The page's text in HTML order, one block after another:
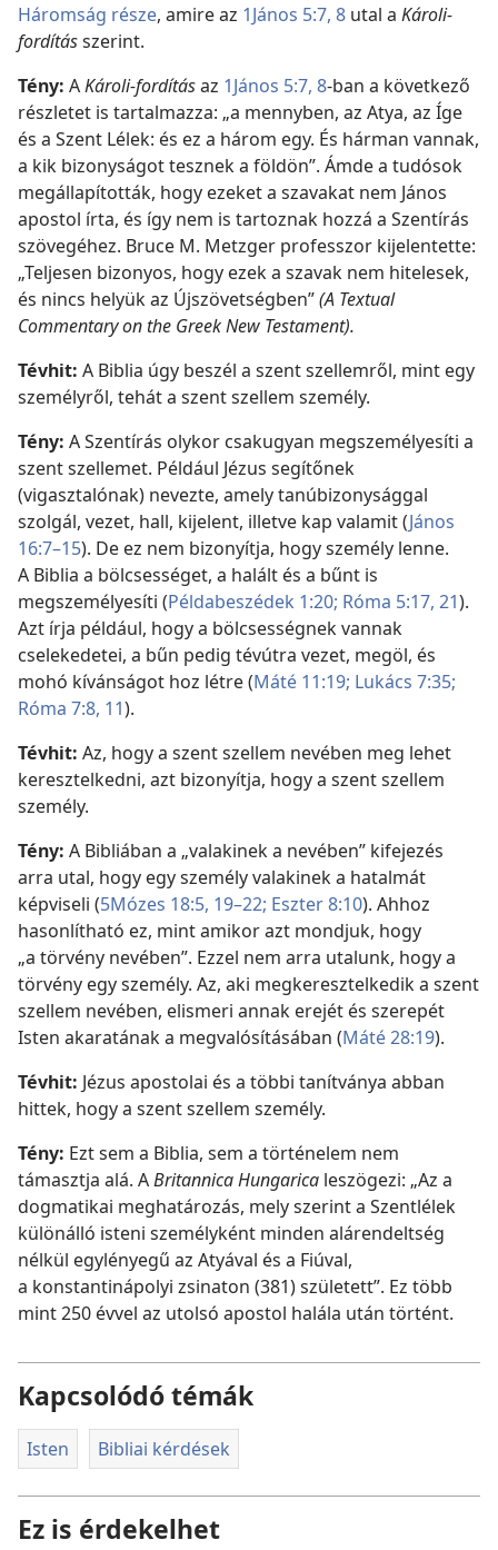
Háromság része, amire az 1János 5:7, 8 utal a Károli-
fordításszerint.
Tény: AKároli-fordításaz 1János 5:7, 8-ban a következő
részletet is tartalmazza: „a mennyben, az Atya, az Íge
és a Szent Lélek: és ez a három egy. És hárman vannak,
a kik bizonyságot tesznek a földön”. Ámde a tudósok
megállapították, hogy ezeket a szavakat nem János
apostol írta, és így nem is tartoznak hozzá a Szentírás
szövegéhez. Bruce M. Metzger professzor kijelentette:
„Teljesen bizonyos, hogy ezek a szavak nem hitelesek,
és nincs helyük az Újszövetségben”(A Textual
Commentary on the Greek New Testament).
Tévhit: A Biblia úgy beszél a szent szellemről, mint egy
személyről, tehát a szent szellem személy.
Tény: A Szentírás olykor csakugyan megszemélyesíti a
szent szellemet. Például Jézus segítőnek
(vigasztalónak) nevezte, amely tanúbizonysággal
szolgál, vezet, hall, kijelent, illetve kap valamit (János
16:7–15). De ez nem bizonyítja, hogy személy lenne.
A Biblia a bölcsességet, a halált és a bűnt is
megszemélyesíti (Példabeszédek 1:20; Róma 5:17, 21).
Azt írja például, hogy a bölcsességnek vannak
cselekedetei, a bűn pedig tévútra vezet, megöl, és
mohó kívánságot hoz létre (Máté 11:19; Lukács 7:35;
Róma 7:8, 11).
Tévhit: Az, hogy a szent szellem nevében meg lehet
keresztelkedni, azt bizonyítja, hogy a szent szellem
személy.
Tény: A Bibliában a „valakinek a nevében” kifejezés
arra utal, hogy egy személy valakinek a hatalmát
képviseli (5Mózes 18:5, 19–22; Eszter 8:10). Ahhoz
hasonlítható ez, mint amikor azt mondjuk, hogy
„a törvény nevében”. Ezzel nem arra utalunk, hogy a
törvény egy személy. Az, aki megkeresztelkedik a szent
szellem nevében, elismeri annak erejét és szerepét
Isten akaratának a megvalósításában (Máté 28:19).
Tévhit: Jézus apostolai és a többi tanítványa abban
hittek, hogy a szent szellem személy.
Tény: Ezt sem a Biblia, sem a történelem nem
támasztja alá. ABritannica Hungarica leszögezi: „Az a
dogmatikai meghatározás, mely szerint a Szentlélek
különálló isteni személyként minden alárendeltség
nélkül egylényegű az Atyával és a Fiúval,
a konstantinápolyi zsinaton (381) született”. Ez több
mint 250 évvel az utolsó apostol halála után történt.
Kapcsolódó témák
Isten Bibliai kérdések
Ez is érdekelhet